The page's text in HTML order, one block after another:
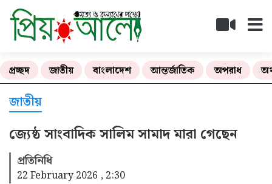
প্রচ্ছদ জাতীয় বাংলাদেশ আন্তর্জাতিক অপরাধ
জাতীয়
জ্যেষ্ঠ সাংবাদিক সালিম সামাদ মারা গেছেন
প্রতিনিধি
22 February 2026 , 2:30